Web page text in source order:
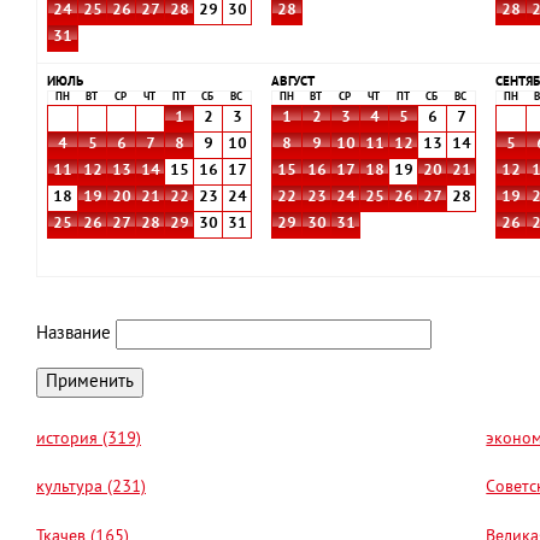
24
25 26 27 28 29
30
31
28
28
ИЮЛЬ
ПН ВТ СР ЧТ СБ ВС
1 2
3
4
5 6 7 8 9
10
11
12 13 14 15 16
17
18
19 20 21 22 23
24
25
26 27 28 29 30 31
АВГУСТ
ПН ВТ СР ЧТ СБ ВС
1 2 3 4 5 6
7
8
9 10 11 12 13
14
15
16 17 18 19 20
21
22
23 24 25 26 27
28
29
30 31
ПН
5
12
19
26
Название
история (319)
культура (231)
Ткачев (165)